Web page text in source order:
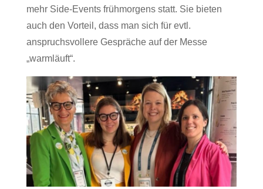
mehr Side-Events frühmorgens statt. Sie bieten
auch den Vorteil, dass man sich für evtl.
anspruchsvollere Gespräche auf der Messe
„warmläuft“.